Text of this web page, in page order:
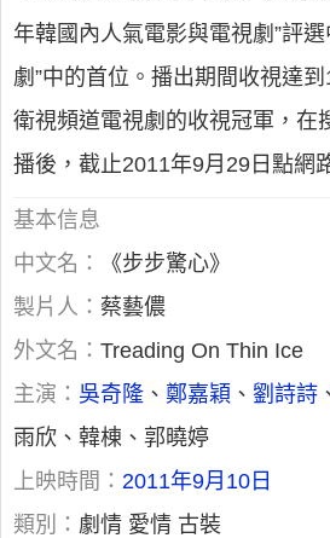
年韓國內人氣電影與電視劇”評
劇”中的首位。播出期間收視達
衛視頻道電視劇的收視冠軍，在
播後，截止2011年9月29日點網
基本信息
中文名：
《步步驚心》
製片人： 蔡藝儂
外文名： Treading On Thin Ice
主演： 吳奇隆 、 鄭嘉穎 、 劉詩詩
雨欣、韓棟、郭曉婷
上映時間： 2011年9月10日
類別： 劇情 愛情 古裝